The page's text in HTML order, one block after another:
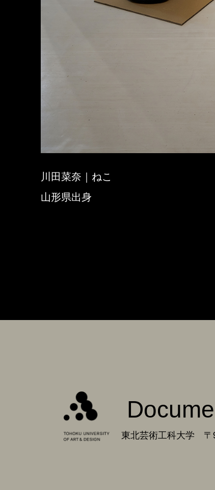
川田菜奈｜ねこ
山形県出身
東北芸術工科大学